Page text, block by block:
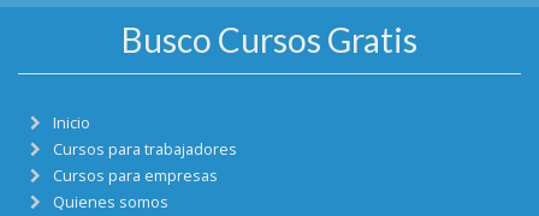
Busco Cursos Gratis
Inicio
Cursos para trabajadores
Cursos para empresas
Quienes somos